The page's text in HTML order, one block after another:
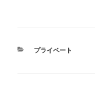
カ
プライベート